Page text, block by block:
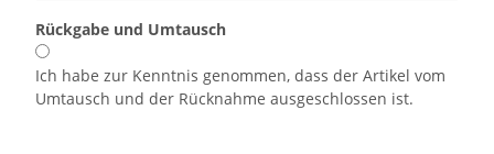
Rückgabe und Umtausch
Ich habe zur Kenntnis genommen, dass der Artikel vom
Umtausch und der Rücknahme ausgeschlossen ist.